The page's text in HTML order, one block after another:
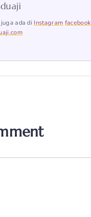
ada di Instagram facebook